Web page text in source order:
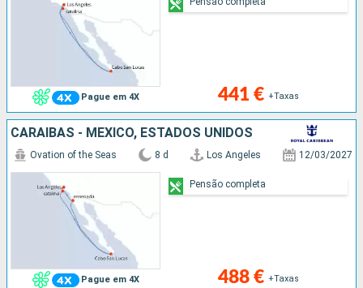
Pague em 4X 441 € +Taxas
CARAIBAS - MEXICO, ESTADOS UNIDOS
Pague em 4X
Ovation of the Seas 8 d Los Angeles 12/03/2027
488 € +Taxas
Pensão completa